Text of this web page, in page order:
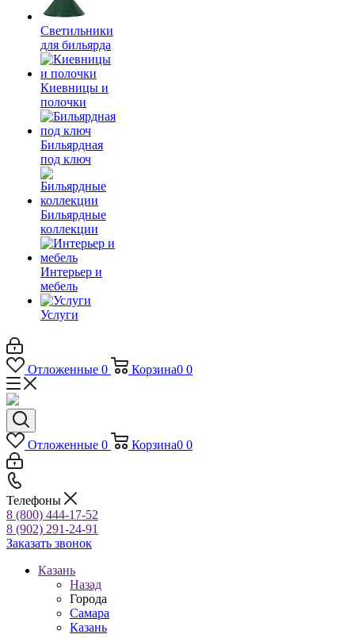
Светильники
для бильярда
Киевницы и
полочки
Бильярдная
под ключ
Бильярдные
коллекции
Интерьер и
мебель
Услуги
Отложенные 0 Корзина0 0
Отложенные 0 Корзина0 0
Телефоны
8 (800) 444-17-52
8 (902) 291-24-91
Заказать звонок
Казань
Назад
Города
Самара
Казань